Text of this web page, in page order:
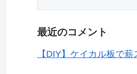
最近のコメント
【DIY】ケイカル板で